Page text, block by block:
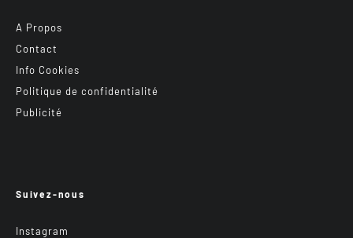
A Propos
Contact
Info Cookies
Politique de confidentialité
Publicité
Suivez-nous
Instagram